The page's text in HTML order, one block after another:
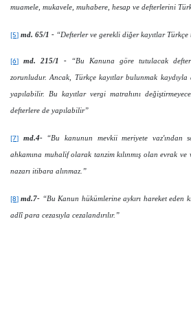
muamele, mukavele, muhabere, hesap ve defterlerini
[5] md. 65/1 - “Defterler ve gerekli diğer kayıtlar
[6] md. 215/1 - “Bu Kanuna göre tutulacak defter
zorunludur. Ancak, Türkçe kayıtlar bulunmak kaydıyla
yapılabilir. Bu kayıtlar vergi matrahını
defterlere de yapılabilir”
[7] md.4-“Bu kanunun mevkii meriyete vaz'ından
ahkamına muhalif olarak tanzim kılınmış olan evrak ve
nazarı itibara alınmaz.”
[8] md.7- “Bu Kanun hükümlerine aykırı hareket eden
adlî para cezasıyla cezalandırılır.”